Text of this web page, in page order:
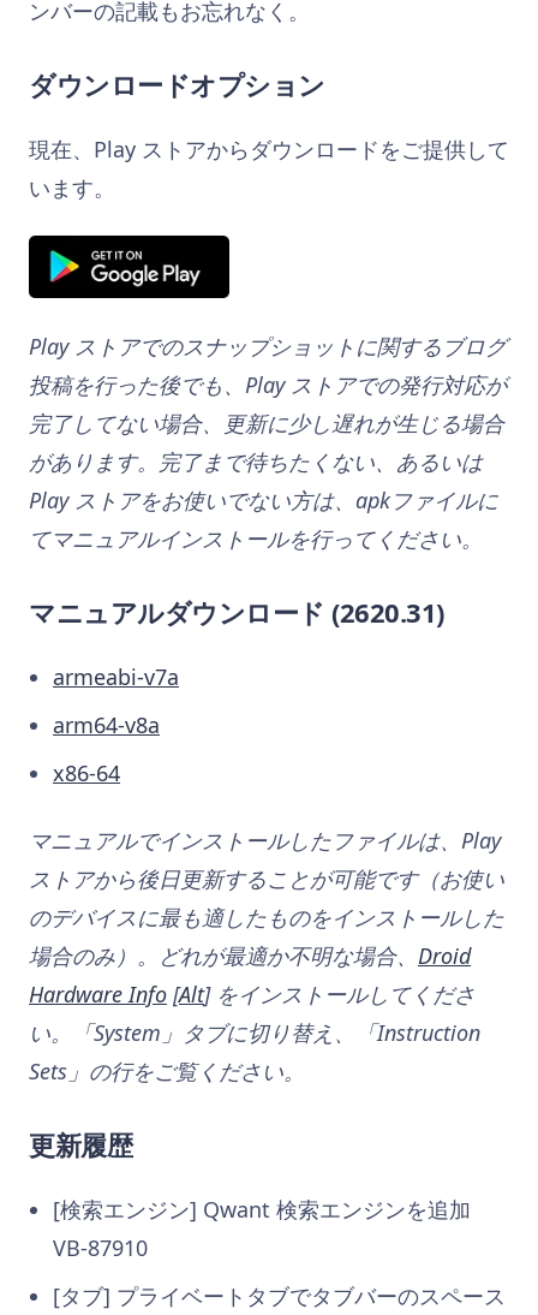
ンバーの記載もお忘れなく。
ダウンロードオプション
現在、Play ストアからダウンロードをご提供して
います。
Play ストアでのスナップショットに関するブログ
投稿を行った後でも、Play ストアでの発行対応が
完了してない場合、更新に少し遅れが生じる場合
があります。完了まで待ちたくない、あるいは
Play ストアをお使いでない方は、apkファイルに
てマニュアルインストールを行ってください。
マニュアルダウンロード (2620.31)
armeabi-v7a
arm64-v8a
x86-64
マニュアルでインストールしたファイルは、Play
ストアから後日更新することが可能です（お使い
のデバイスに最も適したものをインストールした
場合のみ）。どれが最適か不明な場合、 Droid
Hardware Info [Alt] をインストールしてくださ
い。「System」タブに切り替え、「Instruction
Sets」の行をご覧ください。
更新履歴
[検索エンジン] Qwant 検索エンジンを追加
VB-87910
[タブ] プライベートタブでタブバーのスペース